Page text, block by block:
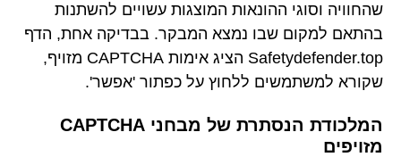
שהחוויה וסוגי ההונאות המוצגות עשויים להשתנות
בהתאם למקום שבו נמצא המבקר. בבדיקה אחת, הדף
Safetydefender.top הציג אימות CAPTCHA מזויף,
שקורא למשתמשים ללחוץ על כפתור 'אפשר'.
המלכודת הנסתרת של מבחני CAPTCHA
מזויפים